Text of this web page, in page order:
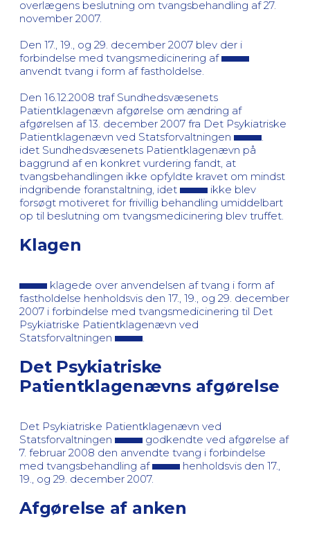
overlægens beslutning om tvangsbehandling af 27.
november 2007.
Den 17., 19., og 29. december 2007 blev der i
forbindelse med tvangsmedicinering af
anvendt tvang i form af fastholdelse.
Den 16.12.2008 traf Sundhedsvæsenets
Patientklagenævn afgørelse om ændring af
afgørelsen af 13. december 2007 fra Det Psykiatriske
Patientklagenævn ved Statsforvaltningen
idet Sundhedsvæsenets Patientklagenævn på
baggrund af en konkret vurdering fandt, at
tvangsbehandlingen ikke opfyldte kravet om mindst
indgribende foranstaltning, idet
ikke blev
forsøgt motiveret for frivillig behandling umiddelbart
op til beslutning om tvangsmedicinering blev truffet.
Klagen
klagede over anvendelsen af tvang i form af
fastholdelse henholdsvis den 17., 19., og 29. december
2007 i forbindelse med tvangsmedicinering til Det
Psykiatriske Patientklagenævn ved
Statsforvaltningen
Det Psykiatriske
Patientklagenævns afgørelse
Det Psykiatriske Patientklagenævn ved
Statsforvaltningen
godkendte ved afgørelse af
7. februar 2008 den anvendte tvang i forbindelse
med tvangsbehandling af
henholdsvis den 17.,
19., og 29. december 2007.
Afgørelse af anken